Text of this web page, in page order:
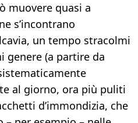
muovere quasi a
s’incontrano
un tempo stracolmi
genere (a partire da
al giorno, ora più puliti
d’immondizia, che